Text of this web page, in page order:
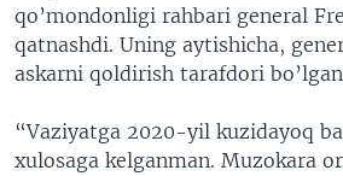
qo’mondonligi rahbari general
qatnashdi. Uning aytishicha,
askarni qoldirish tarafdori
“Vaziyatga 2020-yil kuzidayoq
xulosaga kelganman. Muzokara